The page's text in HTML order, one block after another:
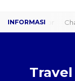
Door Charter